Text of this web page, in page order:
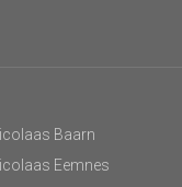
Baarn
Eemnes